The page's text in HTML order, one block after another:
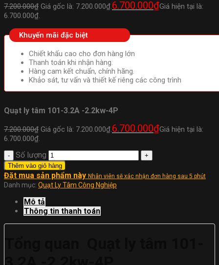
7.200.000₫ Giá gốc là: 7.200.000₫.6.700.000₫Giá hiện tại là:
6.700.000₫.
Khuyến mãi đặc biệt
Chiết khấu cao cho đơn hàng lớn
Thanh toán khi nhận hàng.
Hàng cam kết chuẩn, chính hãng.
Khảo sát, tư vấn và thiết kế riêng các công trình
Quạt ly tâm 101-3.2A -2.2kw-4P
7.200.000₫ Giá gốc là: 7.200.000₫.6.700.000₫Giá hiện tại là:
6.700.000₫.
Số lượng
Thêm vào giỏ hàng
Đặt mua sản phẩm này Nhân viên sẽ xác nhận đơn hàng sau 5 phút
Danh mục: Quạt Ly Tâm Công Nghiệp
Mô tả
Thông tin thanh toán